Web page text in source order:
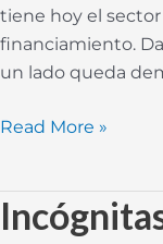
tiene hoy el
financiamiento.
un lado queda
Read More »
Incógnitas
para